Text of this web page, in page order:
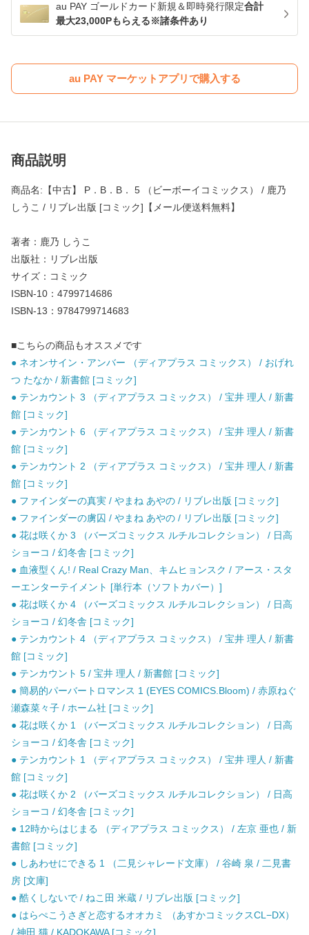
au PAY ゴールドカード新規＆即時発行限定合計
最大23,000Pもらえる※諸条件あり
au PAY マーケットアプリで購入する
商品説明
商品名:【中古】 P．B．B． 5 （ビーボーイコミックス） / 鹿乃
しうこ / リブレ出版 [コミック]【メール便送料無料】
著者：鹿乃 しうこ
出版社：リブレ出版
サイズ：コミック
ISBN-10：4799714686
ISBN-13：9784799714683
■こちらの商品もオススメです
● ネオンサイン・アンバー （ディアプラス コミックス） / おげれ
つ たなか / 新書館 [コミック]
● テンカウント 3 （ディアプラス コミックス） / 宝井 理人 / 新書
館 [コミック]
● テンカウント 6 （ディアプラス コミックス） / 宝井 理人 / 新書
館 [コミック]
● テンカウント 2 （ディアプラス コミックス） / 宝井 理人 / 新書
館 [コミック]
● ファインダーの真実 / やまね あやの / リブレ出版 [コミック]
● ファインダーの虜囚 / やまね あやの / リブレ出版 [コミック]
● 花は咲くか 3 （バーズコミックス ルチルコレクション） / 日高
ショーコ / 幻冬舎 [コミック]
● 血液型くん! / Real Crazy Man、キムヒョンスク / アース・スタ
ーエンターテイメント [単行本（ソフトカバー）]
● 花は咲くか 4 （バーズコミックス ルチルコレクション） / 日高
ショーコ / 幻冬舎 [コミック]
● テンカウント 4 （ディアプラス コミックス） / 宝井 理人 / 新書
館 [コミック]
● テンカウント 5 / 宝井 理人 / 新書館 [コミック]
● 簡易的パーバートロマンス 1 (EYES COMICS.Bloom) / 赤原ねぐ
瀬森菜々子 / ホーム社 [コミック]
● 花は咲くか 1 （バーズコミックス ルチルコレクション） / 日高
ショーコ / 幻冬舎 [コミック]
● テンカウント 1 （ディアプラス コミックス） / 宝井 理人 / 新書
館 [コミック]
● 花は咲くか 2 （バーズコミックス ルチルコレクション） / 日高
ショーコ / 幻冬舎 [コミック]
● 12時からはじまる （ディアプラス コミックス） / 左京 亜也 / 新
書館 [コミック]
● しあわせにできる 1 （二見シャレード文庫） / 谷崎 泉 / 二見書
房 [文庫]
● 酷くしないで / ねこ田 米蔵 / リブレ出版 [コミック]
● はらぺこうさぎと恋するオオカミ （あすかコミックスCL−DX）
/ 神田 猫 / KADOKAWA [コミック]